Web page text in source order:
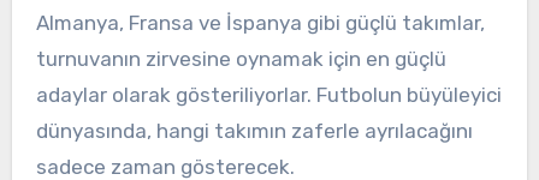
Almanya, Fransa ve İspanya gibi güçlü takımlar,
turnuvanın zirvesine oynamak için en güçlü
adaylar olarak gösteriliyorlar. Futbolun büyüleyici
dünyasında, hangi takımın zaferle ayrılacağını
sadece zaman gösterecek.